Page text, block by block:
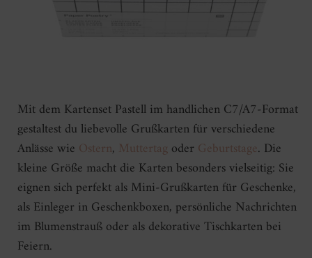
Mit dem Kartenset Pastell im handlichen C7/A7-Format
gestaltest du liebevolle Grußkarten für verschiedene
Anlässe wie Ostern, Muttertagoder Geburtstage. Die
kleine Größe macht die Karten besonders vielseitig: Sie
eignen sich perfekt als Mini-Grußkarten für Geschenke,
als Einleger in Geschenkboxen, persönliche Nachrichten
im Blumenstrauß oder als dekorative Tischkarten bei
Feiern.